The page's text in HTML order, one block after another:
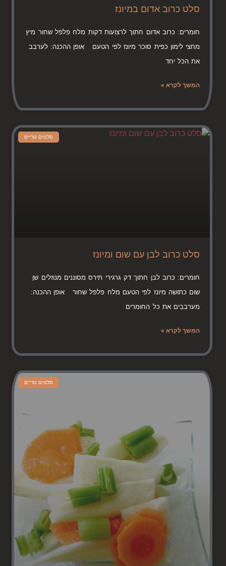
סלט כרוב אדום במיונז
חומרים: כרוב אדום חתוך לרצועות דקות מלח פלפל שחור מיץ
מחצי לימון כפית סוכר מיונז לפי הטעם אופן ההכנה: לערבב
את הכל יחד
המשך לקרא »
סלטים טריים
סלט כרוב לבן עם שום ומיונז
חומרים: כרוב לבן חתוך דק גרגירי תירס מסוננים מנוזלים שן
שום כתושה מיונז לפי הטעם מלח פלפל שחור אופן ההכנה:
מערבבים את כל החומרים
המשך לקרא »
סלטים טריים